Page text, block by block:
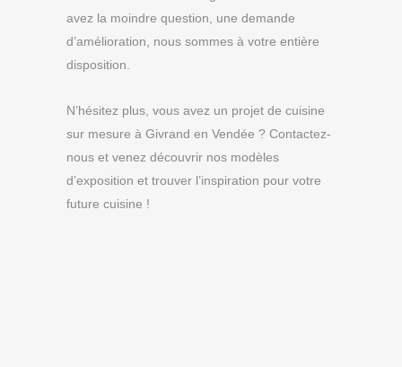
avez la moindre question, une demande
d’amélioration, nous sommes à votre entière
disposition.
N’hésitez plus, vous avez un projet de cuisine
sur mesure à Givrand en Vendée ? Contactez-
nous et venez découvrir nos modèles
d’exposition et trouver l’inspiration pour votre
future cuisine !